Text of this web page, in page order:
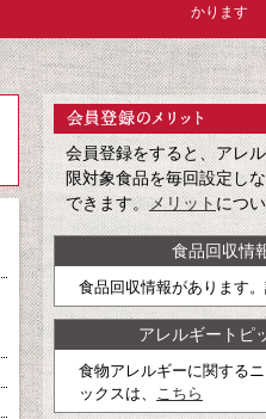
かります
会員登録をすると、アレ
限対象食品を毎回設定し
できます。メリットにつ
食品回収情
食品回収情報があります
アレルギートピ
食物アレルギーに関する
ックスは、
こちら